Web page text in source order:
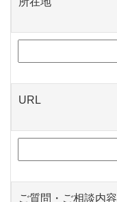
URL
ご質問・ご相談内容